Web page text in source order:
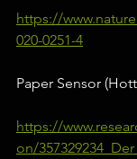
https://
020-0251-4
Paper Sensor
https://
on/